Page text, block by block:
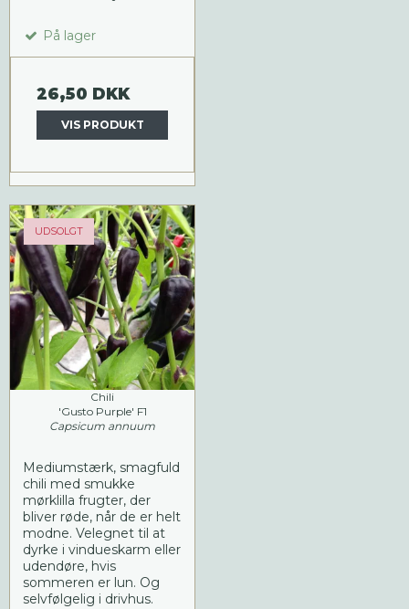
På lager
26,50 DKK
VIS PRODUKT
UDSOLGT
Chili
'Gusto Purple' F1
Capsicum annuum
Mediumstærk, smagfuld
chili med smukke
mørklilla frugter, der
bliver røde, når de er helt
modne. Velegnet til at
dyrke i vindueskarm eller
udendøre, hvis
sommeren er lun. Og
selvfølgelig i drivhus.